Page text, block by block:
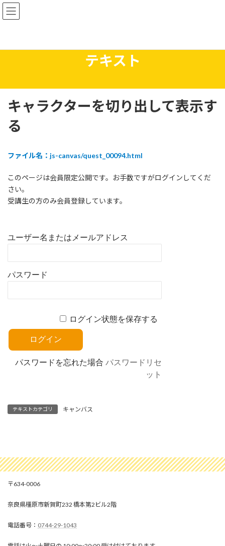
コ
ン
ナ
ビ
テキスト
キャラクターを切り出して表示す
る
ファイル名：js-canvas/quest_00094.html
このページは会員限定公開です。お手数ですがログインしてくだ
さい。
受講生の方のみ会員登録しています。
ユーザー名またはメールアドレス
パスワード
ログイン状態を保存する
パスワードを忘れた場合パスワードリセ
ット
テキストカテゴリ キャンバス
634-0006
奈良県橿原市新賀町232 橋本第2ビル2階
0744-29-1043